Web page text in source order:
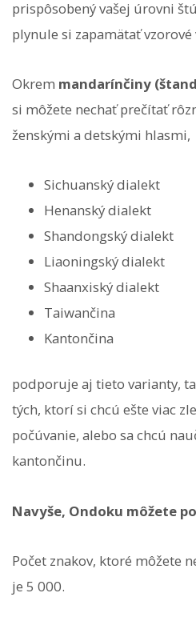
prispôsobený vašej úrovni
plynule si zapamätať vzorové
Okrem mandarínčiny
si môžete nechať prečítať
ženskými a detskými hlasmi,
Sichuanský dialekt
Henanský dialekt
Shandongský dialekt
Liaoningský dialekt
Shaanxiský dialekt
Taiwančina
Kantončina
podporuje aj tieto varianty,
tých, ktorí si chcú ešte viac
počúvanie, alebo sa chcú
kantončinu.
Navyše, Ondoku môžete
Počet znakov, ktoré môžete
je 5 000.